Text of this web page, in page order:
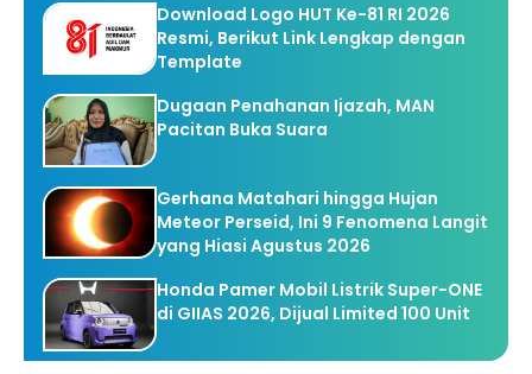
Download Logo HUT Ke-81 RI 2026
Resmi, Berikut Link Lengkap dengan
Template
Dugaan Penahanan Ijazah, MAN
Pacitan Buka Suara
Gerhana Matahari hingga Hujan
Meteor Perseid, Ini 9 Fenomena Langit
yang Hiasi Agustus 2026
Honda Pamer Mobil Listrik Super-ONE
di GIIAS 2026, Dijual Limited 100 Unit